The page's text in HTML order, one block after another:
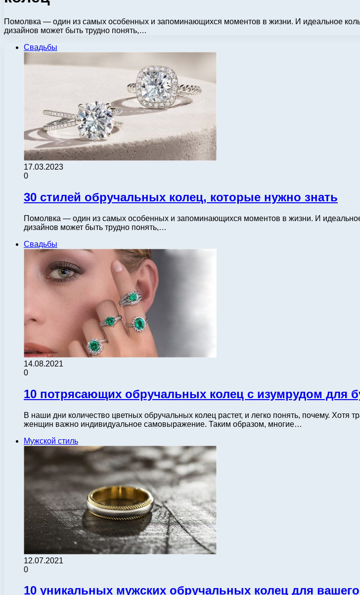
Помолвка — один из самых особенных и запоминающихся моментов в жизни. И идеальное
дизайнов может быть трудно понять,…
Свадьбы
17.03.2023
0
30 стилей обручальных колец, которые нужно знать
Помолвка — один из самых особенных и запоминающихся моментов в жизни. И
дизайнов может быть трудно понять,…
Свадьбы
14.08.2021
0
10 потрясающих обручальных колец с изумрудом для
В наши дни количество цветных обручальных колец растет, и легко понять, почему.
женщин важно индивидуальное самовыражение. Таким образом, многие…
Мужской стиль
12.07.2021
0
10 уникальных мужских обручальных колец для